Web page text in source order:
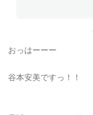
おっはーーー
谷本安美ですっ！！